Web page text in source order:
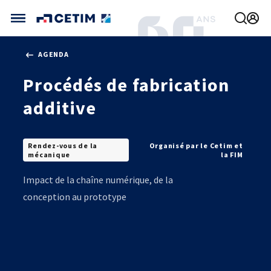
CETIM FRANCE
FRANCE (ACTUEL)
CETIM MATCOR (ASIE)
AGENDA
ACTUALITÉS
IMPLANTATIONS
NOUS REJOINDRE
AGENDA
Procédés de fabrication
additive
Rendez-vous de la
mécanique
Organisé par le Cetim et
la FIM
Impact de la chaîne numérique, de la
conception au prototype